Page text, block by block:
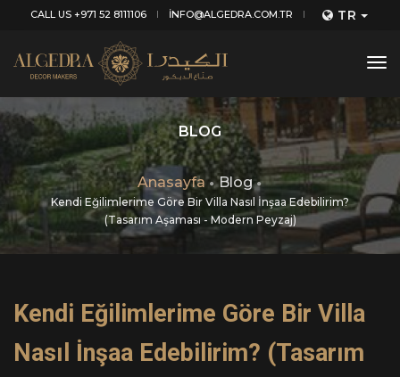
CALL US +971 52 8111106 INFO@ALGEDRA.COM.TR TR
BLOG
Anasayfa Blog
Kendi Eğilimlerime Göre Bir Villa Nasıl İnşaa Edebilirim?
(Tasarım Aşaması - Modern Peyzaj)
Kendi Eğilimlerime Göre Bir Villa
Nasıl İnşaa Edebilirim? (Tasarım